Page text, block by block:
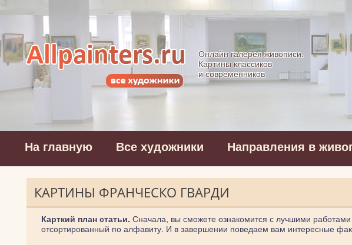
Allpainters.ru - картинная галерея
Онлайн галерея живописи.
Картины классиков
и современников
На главную Все художники Направления в
КАРТИНЫ ФРАНЧЕСКО ГВАРДИ
Карткий план статьи. Сначала, вы сможете ознакомится с лучшими
отсортированный по алфавиту. И в завершении поведаем вам интересные